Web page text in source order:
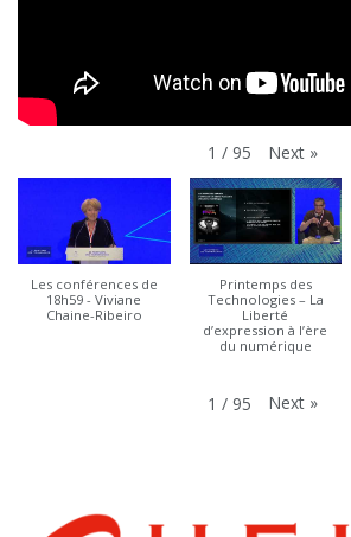
1 / 95 Next »
Les conférences de
18h59 - Viviane
Chaine-Ribeiro
Printemps des
Technologies – La
Liberté
d’expression à l’ère
du numérique
1 / 95 Next »